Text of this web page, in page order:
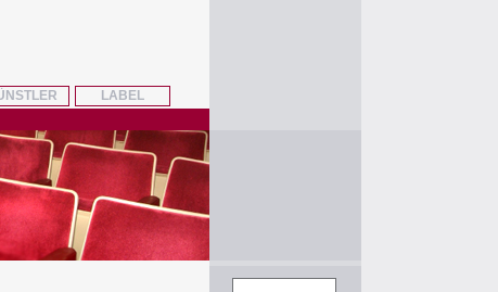
LABEL